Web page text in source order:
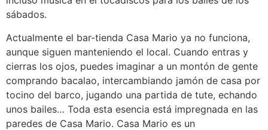
sábados.
Actualmente el bar-tienda Casa Mario ya no funciona,
aunque siguen manteniendo el local. Cuando entras y
cierras los ojos, puedes imaginar a un montón de gente
comprando bacalao, intercambiando jamón de casa por
tocino del barco, jugando una partida de tute, echando
unos bailes… Toda esta esencia está impregnada en las
paredes de Casa Mario. Casa Mario es un